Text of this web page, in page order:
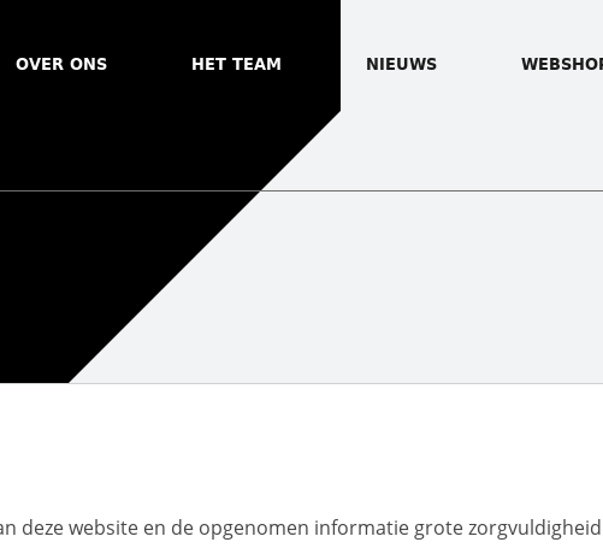
OVER ONS HET TEAM NIEUWS
deze website en de opgenomen informatie grote